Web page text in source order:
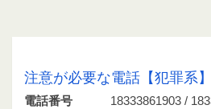
注意が必要な電話【犯罪系】
電話番号
18333861903 /